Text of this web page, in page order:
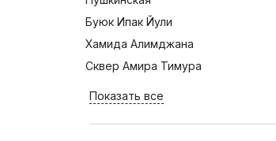
Буюк Ипак Йули
Хамида Алимджана
Сквер Амира Тимура
Показать все